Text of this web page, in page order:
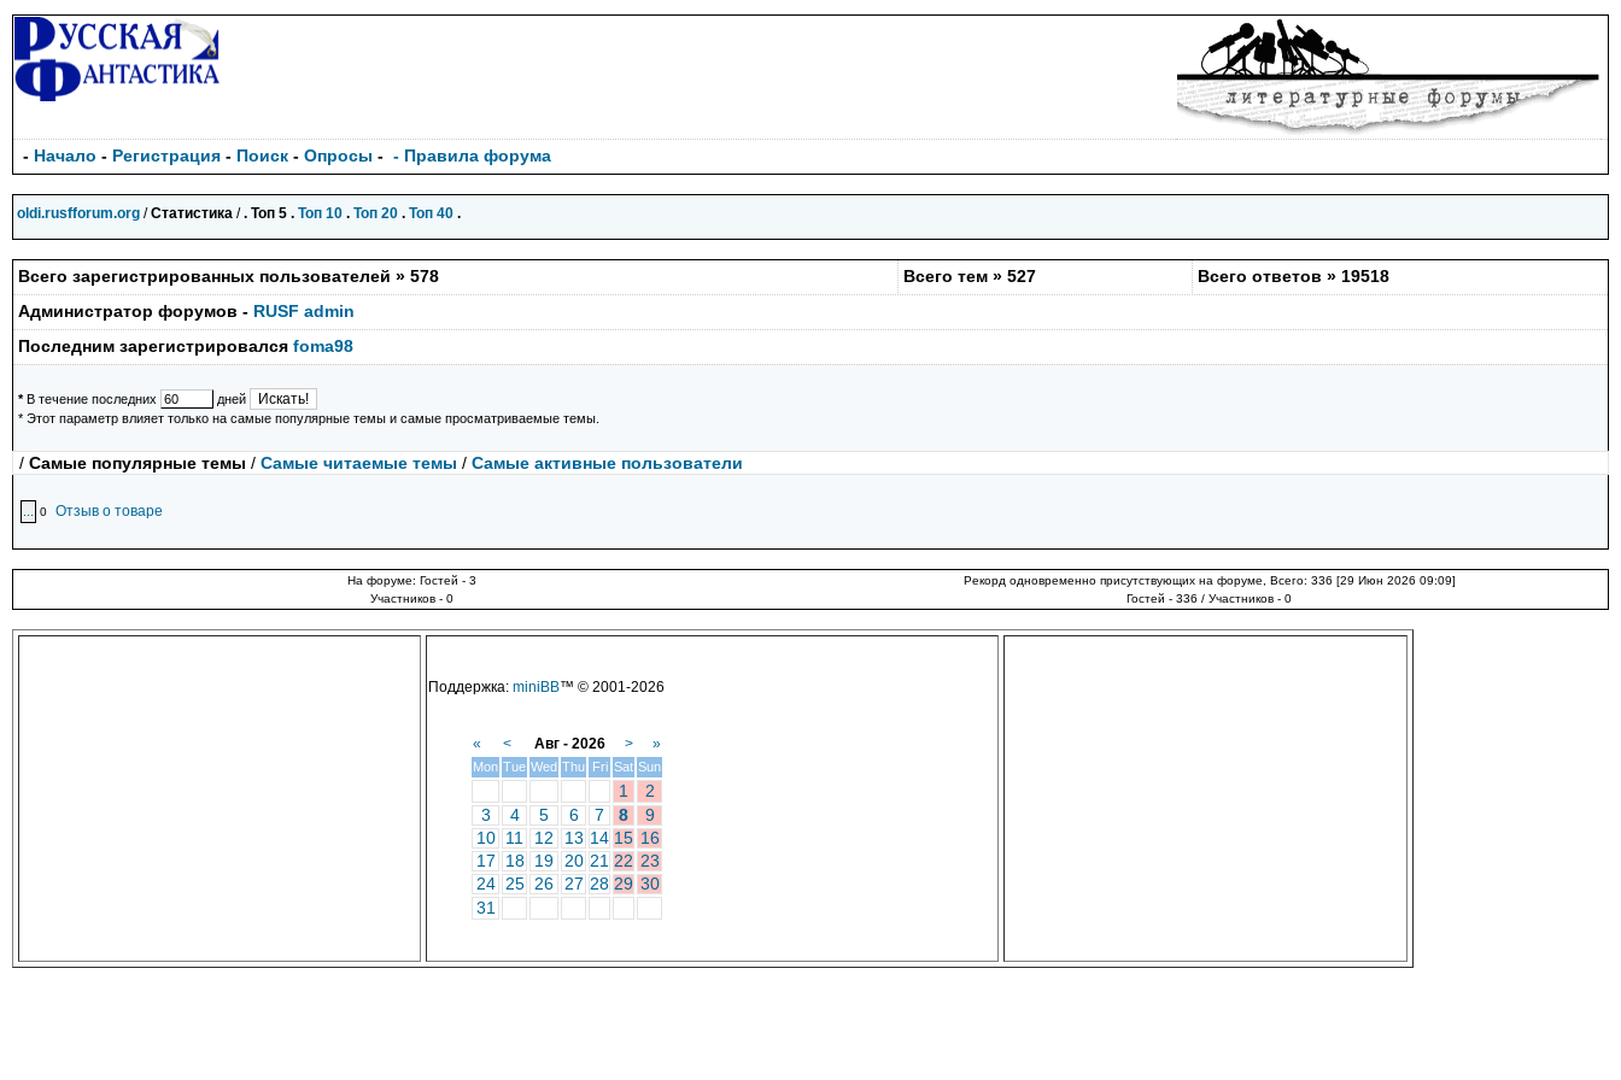
- Начало - Регистрация - Поиск - Опросы - - Правила форума
oldi.rusfforum.org /Статистика /. Топ 5 . Топ 10 . Топ 20 . Топ 40 .
Всего зарегистрированных пользователей » 578 Всего тем » 527
Всего ответов » 19518
Администратор форумов - RUSF admin
Последним зарегистрировался foma98
*В течение последних
дней
* Этот параметр влияет только на самые популярные темы и самые просматриваемые темы.
/ Самые популярные темы / Самые читаемые темы / Самые активные пользователи
0 Отзыв о товаре
На форуме: Гостей - 3
Участников - 0
Рекорд одновременно присутствующих на форуме, Всего: 336 [29 Июн 2026 09:09]
Гостей - 336 / Участников - 0
Поддержка: miniBB™ © 2001-2026